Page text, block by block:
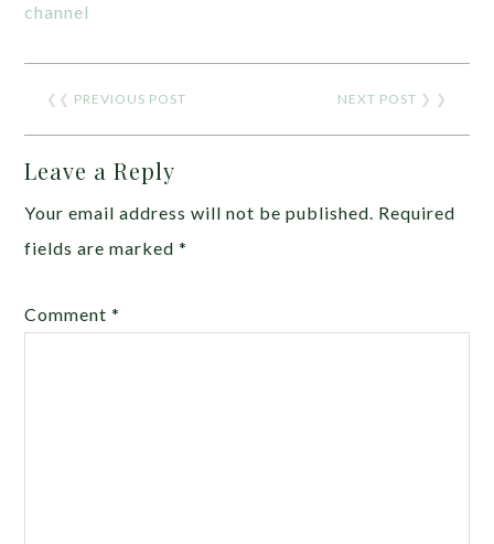
channel
❮❮ PREVIOUS POST NEXT POST ❯ ❯
Leave a Reply
Your email address will not be published. Required
fields are marked*
Comment*